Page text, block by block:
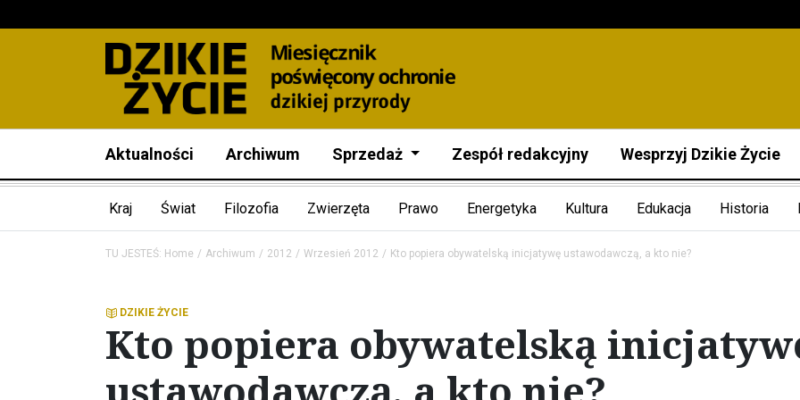
Aktualności Archiwum Sprzedaż Zespół redakcyjny Wesprzyj Dzikie Życie
Kraj Świat Filozofia Zwierzęta Prawo Energetyka Kultura Edukacja Historia
TU JESTEŚ: Home Archiwum 2012 Wrzesień 2012 Kto popiera obywatelską inicjatywę ustawodawczą, a kto nie?
DZIKIE ŻYCIE
Kto popiera obywatelską